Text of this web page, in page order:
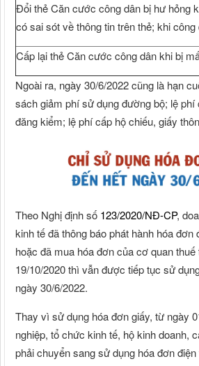
Đổi thẻ Căn cước công dân bị hư hỏng
có sai sót về thông tin trên thẻ; khi
Cấp lại thẻ Căn cước công dân khi bị
Ngoài ra, ngày 30/6/2022 cũng là hạn
sách giảm phí sử dụng đường bộ; lệ
đăng kiểm; lệ phí cấp hộ chiếu, giấy
Theo Nghị định số 123/2020/NĐ-CP,
kinh tế đã thông báo phát hành hóa đơn
hoặc đã mua hóa đơn của cơ quan
19/10/2020 thì vẫn được tiếp tục sử
ngày 30/6/2022.
Thay vì sử dụng hóa đơn giấy, từ ngày
nghiệp, tổ chức kinh tế, hộ kinh doanh,
phải chuyển sang sử dụng hóa đơn điện